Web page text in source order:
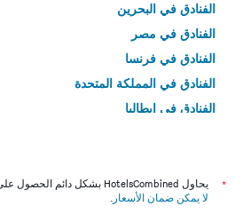
الفنادق في البحرين
الفنادق في مصر
الفنادق في فرنسا
الفنادق في المملكة المتحدة
الفنادق في إيطاليا
*
يحاول HotelsCombined بشكل دائم الحصول على الأسعار الدقيقة، ولكن
لا يمكن ضمان الأسعار .